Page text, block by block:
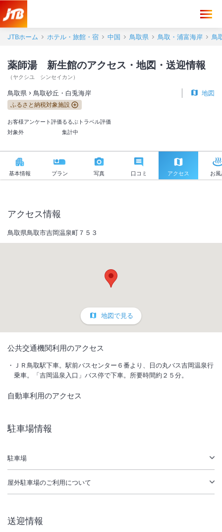
JTBホーム ホテル・旅館・宿 中国 鳥取県 鳥取・浦富海岸 鳥
薬師湯 新生館のアクセス・地図・送迎情報
（ヤクシユ シンセイカン ）
鳥取県 鳥取砂丘・白兎海岸 地図
ふるさと納税対象施設
お客様アンケート評価
対象外
るるぶトラベル評価
集計中
基本情報 プラン 写真 口コミ アクセス お
ある吉岡温泉はまろやかな肌触。どこか懐かしい田舎のおばあちゃんち
アクセス情報
鳥取県鳥取市吉岡温泉町７５３
地図で見る
公共交通機関利用のアクセス
ＪＲ鳥取駅下車。駅前バスセンター６番より、日の丸バス吉岡温泉行
乗車。「吉岡温泉入口」バス停で下車。所要時間約２５分。
自動車利用のアクセス
駐車場情報
駐車場
屋外駐車場のご利用について
送迎情報